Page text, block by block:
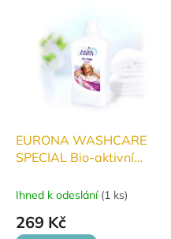
EURONA WASHCARE
SPECIAL Bio-aktivní
1000ml
Ihned k odeslání (1 ks)
269 Kč